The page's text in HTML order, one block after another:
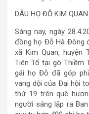
DÂU HỌ ĐỖ KIM
Sáng nay, ngày
đồng họ Đỗ Hà Đông
xã Kim Quan, huyện
Tiên Tổ tại gò Thiềm
gái họ Đỗ đã góp
vang dội của Đại hội
thứ 19 trên quê
người sáng lập ra